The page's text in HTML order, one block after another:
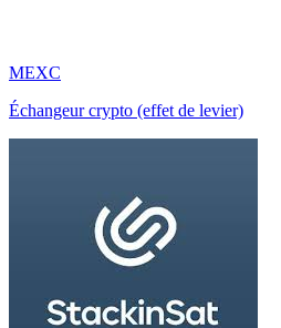
MEXC
Échangeur crypto (effet de levier)